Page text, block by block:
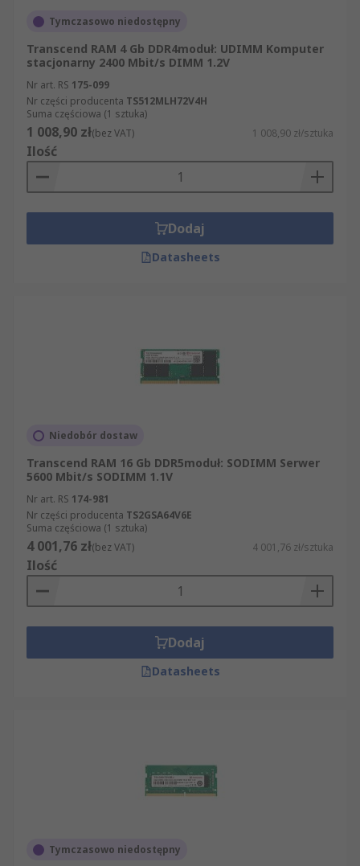
Tymczasowo niedostępny
Transcend RAM 4 Gb DDR4moduł: UDIMM Komputer
stacjonarny 2400 Mbit/s DIMM 1.2V
Nr art. RS 175-099
Nr części producenta TS512MLH72V4H
Suma częściowa (1 sztuka)
1 008,90 zł(bez VAT) 1 008,90 zł/sztuka
Ilość
Dodaj
Datasheets
Niedobór dostaw
Transcend RAM 16 Gb DDR5moduł: SODIMM Serwer
5600 Mbit/s SODIMM 1.1V
Nr art. RS 174-981
Nr części producenta TS2GSA64V6E
Suma częściowa (1 sztuka)
4 001,76 zł(bez VAT) 4 001,76 zł/sztuka
Ilość
Dodaj
Datasheets
Tymczasowo niedostępny